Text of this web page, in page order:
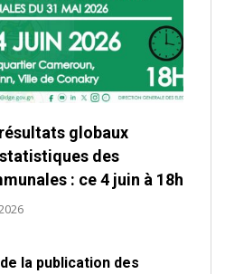
globaux
des
: ce 4 juin à 18h
la publication des